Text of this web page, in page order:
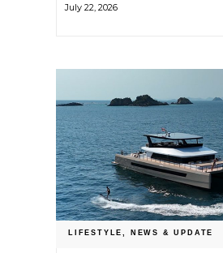
แหลมพันวา ทางตะวันออกเฉียงใ
July 22, 2026
LIFESTYLE, NEWS & UPDATE